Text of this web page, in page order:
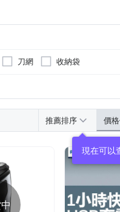
刀網 收納袋
推薦排序 價
現在可以